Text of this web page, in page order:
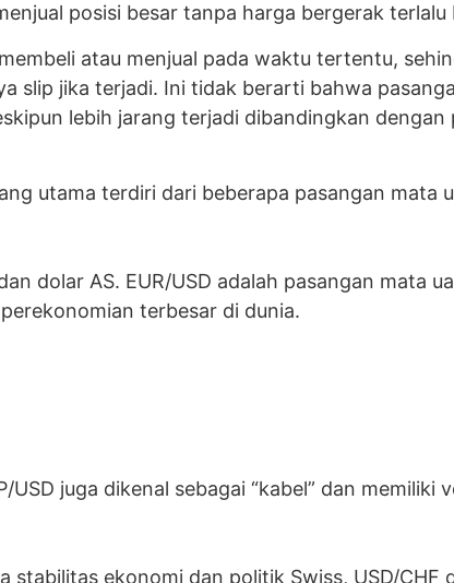
posisi besar tanpa harga bergerak terlalu
atau menjual pada waktu tertentu,
slip jika terjadi. Ini tidak berarti bahwa
lebih jarang terjadi dibandingkan
utama terdiri dari beberapa pasangan mata
dolar AS. EUR/USD adalah pasangan mata
terbesar di dunia.
USD juga dikenal sebagai “kabel” dan
stabilitas ekonomi dan politik Swiss, USD/CHF